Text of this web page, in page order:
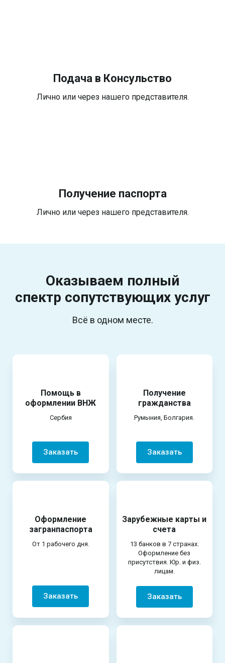
Подача в Консульство
Лично или через нашего представителя.
Получение паспорта
Лично или через нашего представителя.
Оказываем полный
спектр сопутствующих услуг
Всё в одном месте.
Помощь в
оформлении ВНЖ
Сербия
Заказать
Получение
гражданства
Румыния, Болгария.
Заказать
Оформление
загранпаспорта
От 1 рабочего дня.
Заказать
Зарубежные карты и
счета
13 банков в 7 странах.
Оформление без
присутствия. Юр. и физ.
лицам.
Заказать